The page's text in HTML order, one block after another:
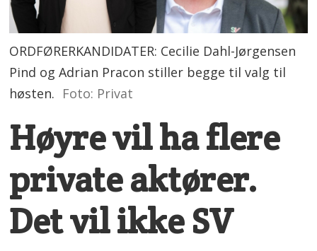
ORDFØRERKANDIDATER: Cecilie Dahl-Jørgensen
Pind og Adrian Pracon stiller begge til valg til
høsten. Foto: Privat
Høyre vil ha flere
private aktører.
Det vil ikke SV